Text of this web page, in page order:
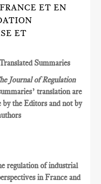
ET EN
ET
Summaries
Journal of Regulation
translation are
by the Editors and not by
regulation of industrial
in France and